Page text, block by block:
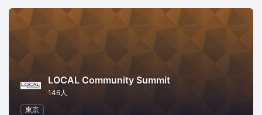
LOCAL Community Summit
146人
東京